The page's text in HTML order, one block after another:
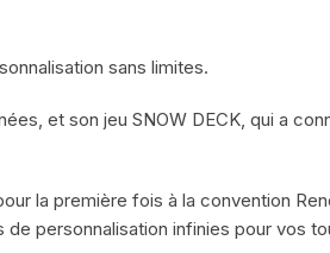
sans limites.
et son jeu SNOW DECK, qui a
la première fois à la convention
de personnalisation infinies pour vos